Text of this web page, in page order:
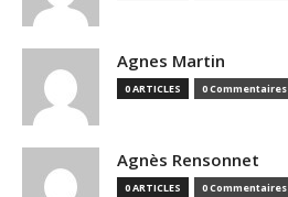
Agnes Martin
0 ARTICLES 0 Commentaires
Agnès Rensonnet
0 ARTICLES 0 Commentaires